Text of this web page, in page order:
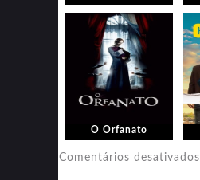
O Orfanato
Comentários desativados